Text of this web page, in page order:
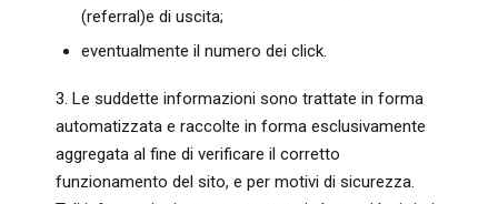
(referral)e di uscita;
eventualmente il numero dei click.
3. Le suddette informazioni sono trattate in forma
automatizzata e raccolte in forma esclusivamente
aggregata al fine di verificare il corretto
funzionamento del sito, e per motivi di sicurezza.